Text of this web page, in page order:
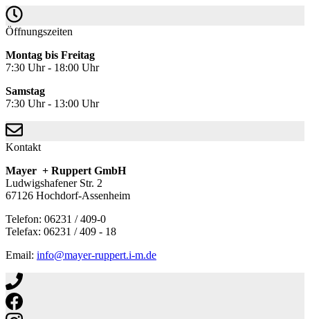
Öffnungszeiten
Montag bis Freitag
7:30 Uhr - 18:00 Uhr
Samstag
7:30 Uhr - 13:00 Uhr
Kontakt
Mayer + Ruppert GmbH
Ludwigshafener Str. 2
67126 Hochdorf-Assenheim
Telefon: 06231 / 409-0
Telefax: 06231 / 409 - 18
Email: info@mayer-ruppert.i-m.de